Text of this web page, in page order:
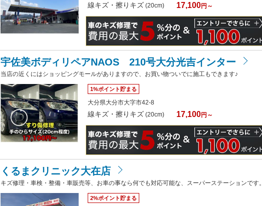
線キズ・擦りキズ (20cm) 17,100円～
宇佐美ボディリペアNAOS 210号大分光吉インター
当店の近くにはショッピングモールがありますので、お買い物ついでに施工もできます♪
1%ポイント貯まる
大分県大分市大字市42-8
線キズ・擦りキズ (20cm) 17,100円～
くるまクリニック大在店
キズ修理・車検・整備・車販売等、お車の事なら何でも対応可能な、スーパーステーションです。
2%ポイント貯まる